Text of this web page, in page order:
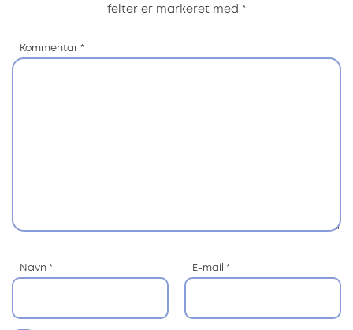
felter er markeret med *
Kommentar *
Navn * E-mail *